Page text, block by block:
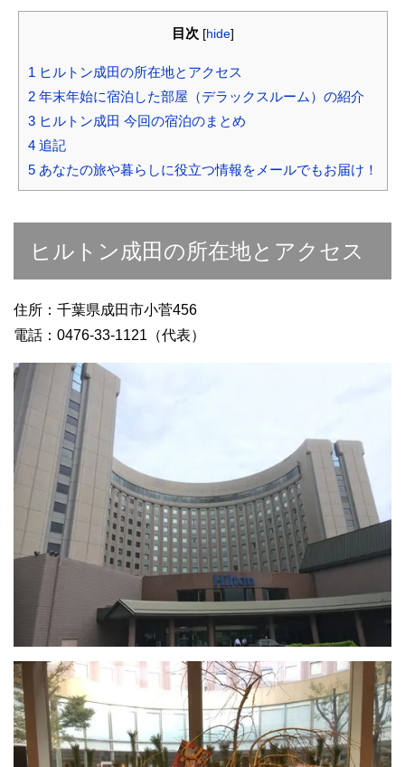
目次 [hide]
1 ヒルトン成田の所在地とアクセス
2年末年始に宿泊した部屋（デラックスルーム）の紹介
3ヒルトン成田 今回の宿泊のまとめ
4追記
5あなたの旅や暮らしに役立つ情報をメールでもお届け！
ヒルトン成田の所在地とアクセス
住所：千葉県成田市小菅456
電話：0476-33-1121（代表）